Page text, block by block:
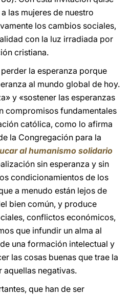
las mujeres de nuestro
los cambios sociales,
con la luz irradiada por
cristiana.
la esperanza porque
al mundo global de hoy.
y «sostener las esperanzas
compromisos fundamentales
católica, como lo afirma
la Congregación para la
al humanismo solidario
sin esperanza y sin
condicionamientos de los
a menudo están lejos de
bien común, y produce
conflictos económicos,
que infundir un alma al
una formación intelectual y
las cosas buenas que trae la
negativas.
que han de ser